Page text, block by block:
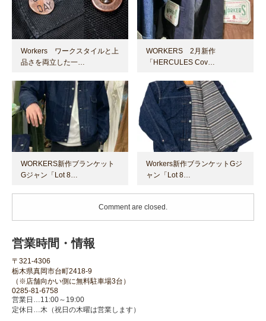
Workers ワークスタイルと上
品さを両立した一…
WORKERS 2月新作
「HERCULES Cov…
WORKERS新作ブランケット
Gジャン「Lot 8…
Workers新作ブランケットGジ
ャン「Lot 8…
Comment are closed.
営業時間・情報
〒321-4306
栃木県真岡市台町2418-9
（※店舗向かい側に無料駐車場3台）
0285-81-6758
営業日…11:00～19:00
定休日…木（祝日の木曜は営業します）